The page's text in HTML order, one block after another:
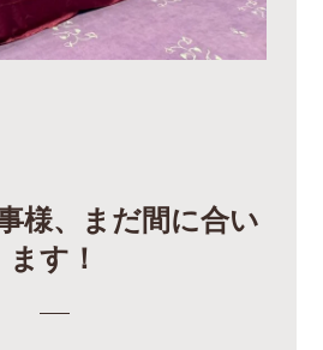
様、まだ間に合い
ます！